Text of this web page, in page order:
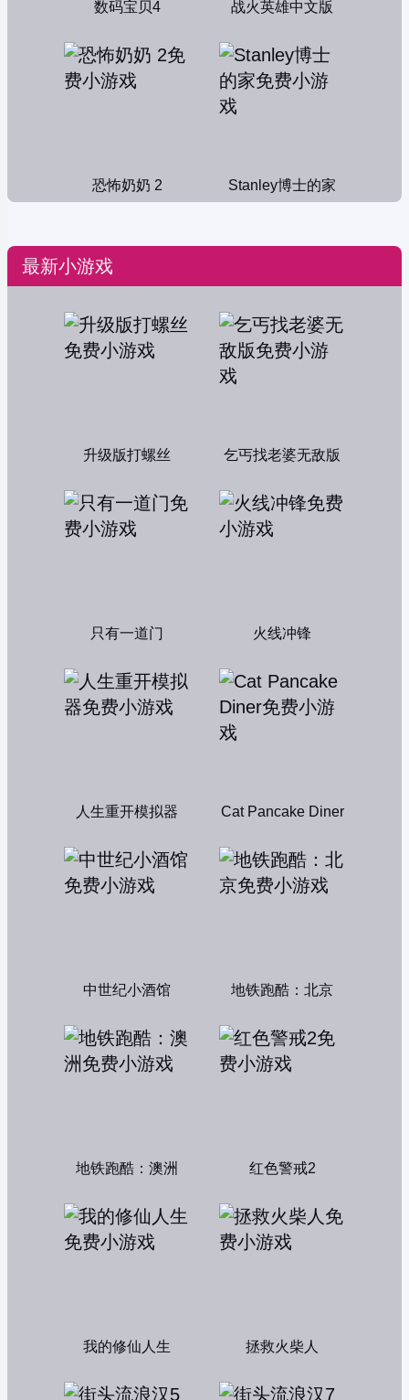
数码宝贝4 战火英雄中文版
恐怖奶奶 2 Stanley博士的家
最新小游戏
升级版打螺丝 乞丐找老婆无敌版
只有一道门 火线冲锋
人生重开模拟器 Cat Pancake Diner
中世纪小酒馆 地铁跑酷：北京
地铁跑酷：澳洲 红色警戒2
我的修仙人生 拯救火柴人